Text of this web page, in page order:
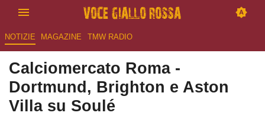
NOTIZIE MAGAZINE TMW RADIO
Calciomercato Roma -
Dortmund, Brighton e Aston
Villa su Soulé